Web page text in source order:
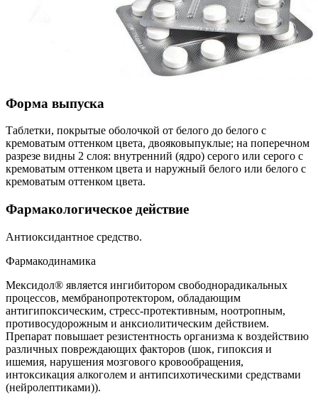
Форма выпуска
Таблетки, покрытые оболочкой от белого до белого с
кремоватым оттенком цвета, двояковыпуклые; на поперечном
разрезе видны 2 слоя: внутренний (ядро) серого или серого с
кремоватым оттенком цвета и наружный белого или белого с
кремоватым оттенком цвета.
Фармакологическое действие
Антиоксидантное средство.
Фармакодинамика
Мексидол® является ингибитором свободнорадикальных
процессов, мембранопротектором, обладающим
антигипоксическим, стресс-протективным, ноотропным,
противосудорожным и анксиолитическим действием.
Препарат повышает резистентность организма к воздействию
различных повреждающих факторов (шок, гипоксия и
ишемия, нарушения мозгового кровообращения,
интоксикация алкоголем и антипсихотическими средствами
(нейролептиками)).